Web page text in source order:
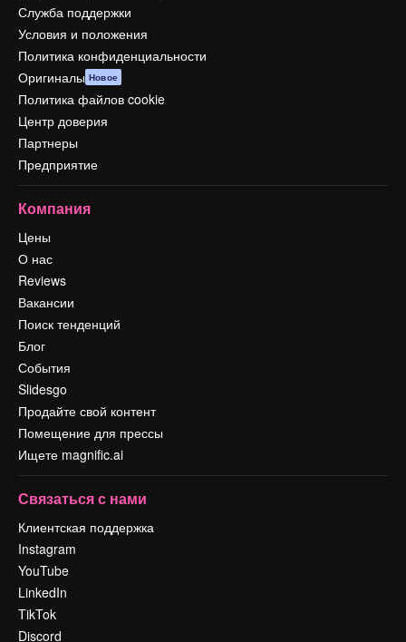
Служба поддержки
Условия и положения
Политика конфиденциальности
Оригиналы Новое
Политика файлов cookie
Центр доверия
Партнеры
Предприятие
Компания
Цены
О нас
Reviews
Вакансии
Поиск тенденций
Блог
События
Slidesgo
Продайте свой контент
Помещение для прессы
Ищете magnific.ai
Связаться с нами
Клиентская поддержка
Instagram
YouTube
LinkedIn
TikTok
Discord